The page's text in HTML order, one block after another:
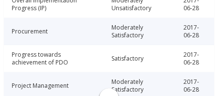
Progress (IP)
Unsatisfactory
06-28
Procurement
Moderately
Satisfactory
2017-
06-28
Progress towards
achievement of PDO
Satisfactory
2017-
06-28
Project Management
Moderately
Satisfactory
2017-
06-28